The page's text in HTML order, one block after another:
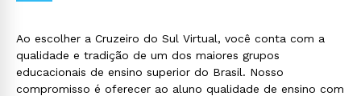
Ao escolher a Cruzeiro do Sul Virtual, você conta com a
qualidade e tradição de um dos maiores grupos
educacionais de ensino superior do Brasil. Nosso
compromisso é oferecer ao aluno qualidade de ensino com